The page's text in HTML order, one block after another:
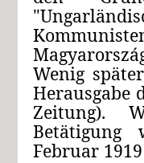
Wenig
Herausgabe
Zeitung).
Februar